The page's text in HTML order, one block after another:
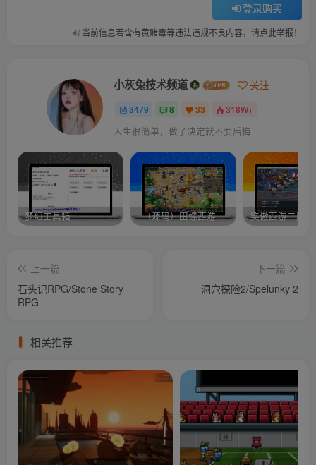
登录购买
当前信息若含有黄赌毒等违法违规不良内容，请点此举报！
小灰兔技术频道 关注
3479 8 33 318W+
人生很简单，做了决定就不要后悔
梦幻工具箱————-免费 –（源码）田螺西游9.0 假人摆摊18门派飞升渡劫化圣助战最新BB谛听…. 笑傲西游二版-
上一篇
石头记RPG/Stone Story
RPG
下一篇
洞穴探险2/Spelunky 2
相关推荐